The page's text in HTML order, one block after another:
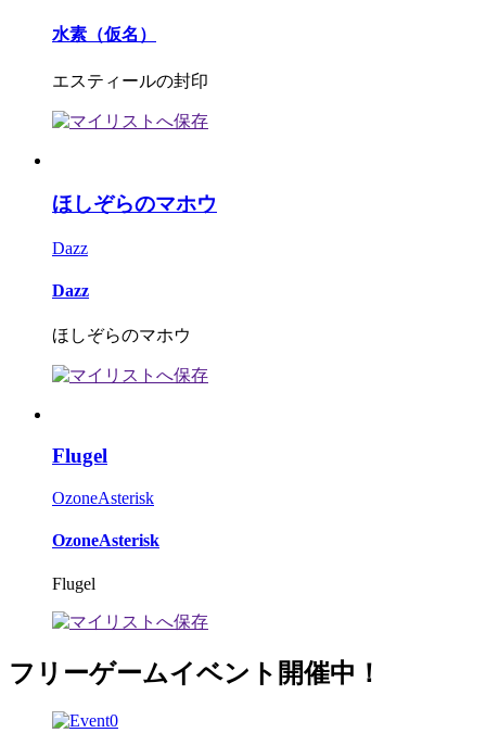
水素（仮名）
エスティールの封印
ほしぞらのマホウ
Dazz
Dazz
ほしぞらのマホウ
Flugel
OzoneAsterisk
OzoneAsterisk
Flugel
フリーゲームイベント開催中！